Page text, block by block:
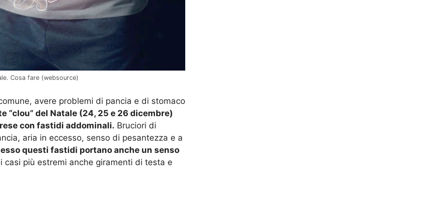
Cosa fare (websource)
avere problemi di pancia e di stomaco
“clou” del Natale (24, 25 e 26 dicembre)
con fastidi addominali. Bruciori di
aria in eccesso, senso di pesantezza e a
questi fastidi portano anche un senso
casi più estremi anche giramenti di testa e